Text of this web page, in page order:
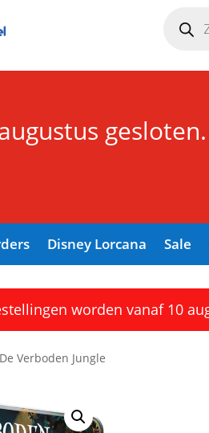
zoeken
Disney Lorcana Sale
worden vanaf 10
Verboden Jungle